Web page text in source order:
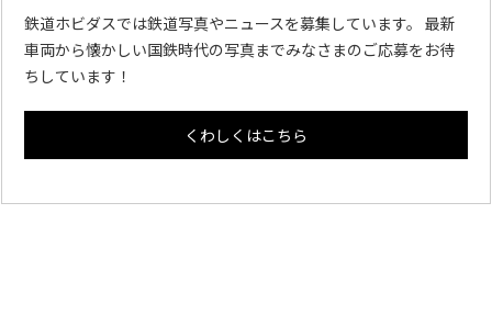
鉄道ホビダスでは鉄道写真やニュースを募集しています。 最新
車両から懐かしい国鉄時代の写真までみなさまのご応募をお待
ちしています！
くわしくはこちら